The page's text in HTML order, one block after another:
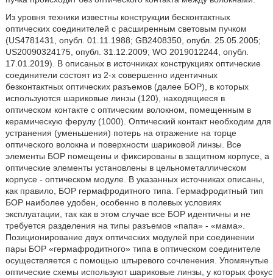
Из уровня техники известны конструкции бесконтактных
оптических соединителей с расширенным световым пучком
(US4781431, опубл. 01.11.1988; GB2408350, опубл. 25.05.2005;
US20090324175, опубл. 31.12.2009; WO 2019012244, опубл.
17.01.2019). В описаных в источниках конструкциях оптические
соединители состоят из 2-х совершенно идентичных
безконтактных оптических разъемов (далее БОР), в которых
используются шариковые линзы (120), находящиеся в
оптическом контакте с оптическим волокном, помещенным в
керамическую ферулу (1000). Оптический контакт необходим для
устранения (уменьшения) потерь на отражение на торце
оптического волокна и поверхности шариковой линзы. Все
элементы БОР помещены и фиксированы в защитном корпусе, а
оптические элементы установлены в цельнометаллическом
корпусе - оптическом модуле. В указанных источниках описаны,
как правило, БОР гермафродитного типа. Гермафродитный тип
БОР наиболее удобен, особенно в полевых условиях
эксплуатации, так как в этом случае все БОР идентичны и не
требуется разделения на типы разъемов «папа» - «мама».
Позиционирование двух оптических модулей при соединении
пары БОР «гермафродитного» типа в оптическом соединителе
осуществляется с помощью штыревого сочленения. Упомянутые
оптические схемы используют шариковые линзы, у которых фокус